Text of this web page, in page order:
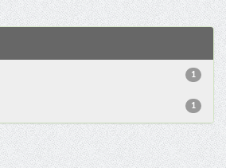
1
1